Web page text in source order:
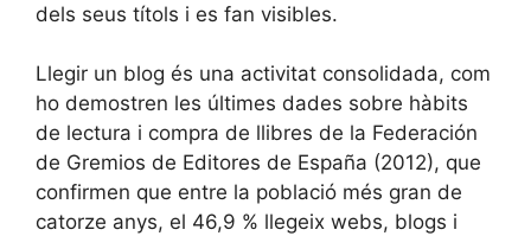
dels seus títols i es fan visibles.
Llegir un blog és una activitat consolidada, com
ho demostren les últimes dades sobre hàbits
de lectura i compra de llibres de la Federación
de Gremios de Editores de España (2012), que
confirmen que entre la població més gran de
catorze anys, el 46,9 % llegeix webs, blogs i